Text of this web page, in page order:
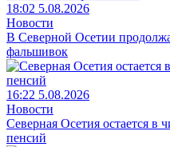
18:02 5.08.2026
Новости
В Северной Осетии
фальшивок
16:22 5.08.2026
Новости
Северная Осетия остается в
пенсий